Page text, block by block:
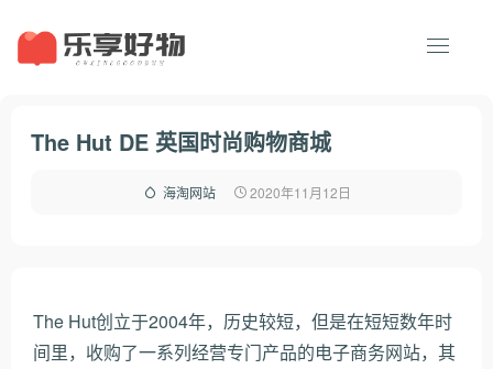
The Hut DE 英国时尚购物商城
海淘网站 2020年11月12日
The Hut创立于2004年，历史较短，但是在短短数年时
间里，收购了一系列经营专门产品的电子商务网站，其